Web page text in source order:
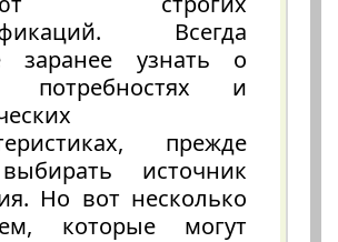
Всегда
заранее узнать о
потребностях и
прежде
источник
Но вот несколько
которые могут